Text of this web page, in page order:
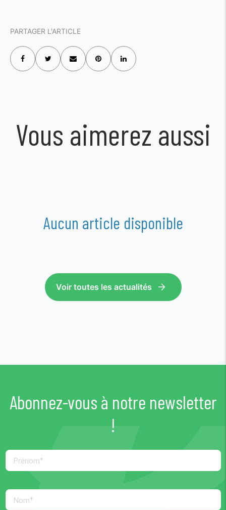
PARTAGER L'ARTICLE
Vous aimerez aussi
Aucun article disponible
Voir toutes les actualités
Abonnez-vous à notre newsletter
!